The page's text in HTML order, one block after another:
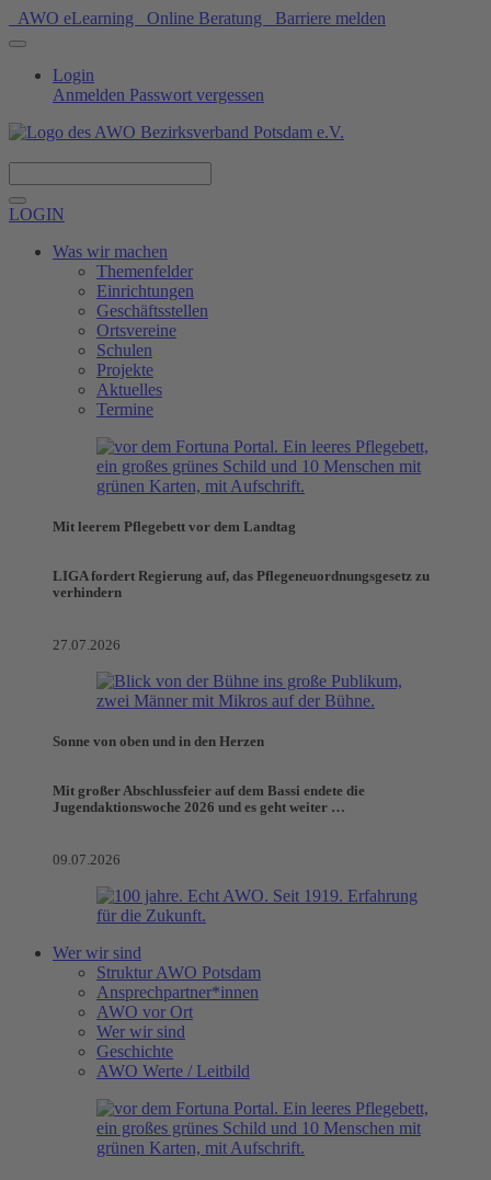
AWO eLearning Online Beratung Barriere melden
Login
Anmelden Passwort vergessen
LOGIN
Was wir machen
Themenfelder
Einrichtungen
Geschäftsstellen
Ortsvereine
Schulen
Projekte
Aktuelles
Termine
Mit leerem Pflegebett vor dem Landtag
LIGA fordert Regierung auf, das Pflegeneuordnungsgesetz zu
verhindern
27.07.2026
Sonne von oben und in den Herzen
Mit großer Abschlussfeier auf dem Bassi endete die
Jugendaktionswoche 2026 und es geht weiter …
09.07.2026
Wer wir sind
Struktur AWO Potsdam
Ansprechpartner*innen
AWO vor Ort
Wer wir sind
Geschichte
AWO Werte / Leitbild